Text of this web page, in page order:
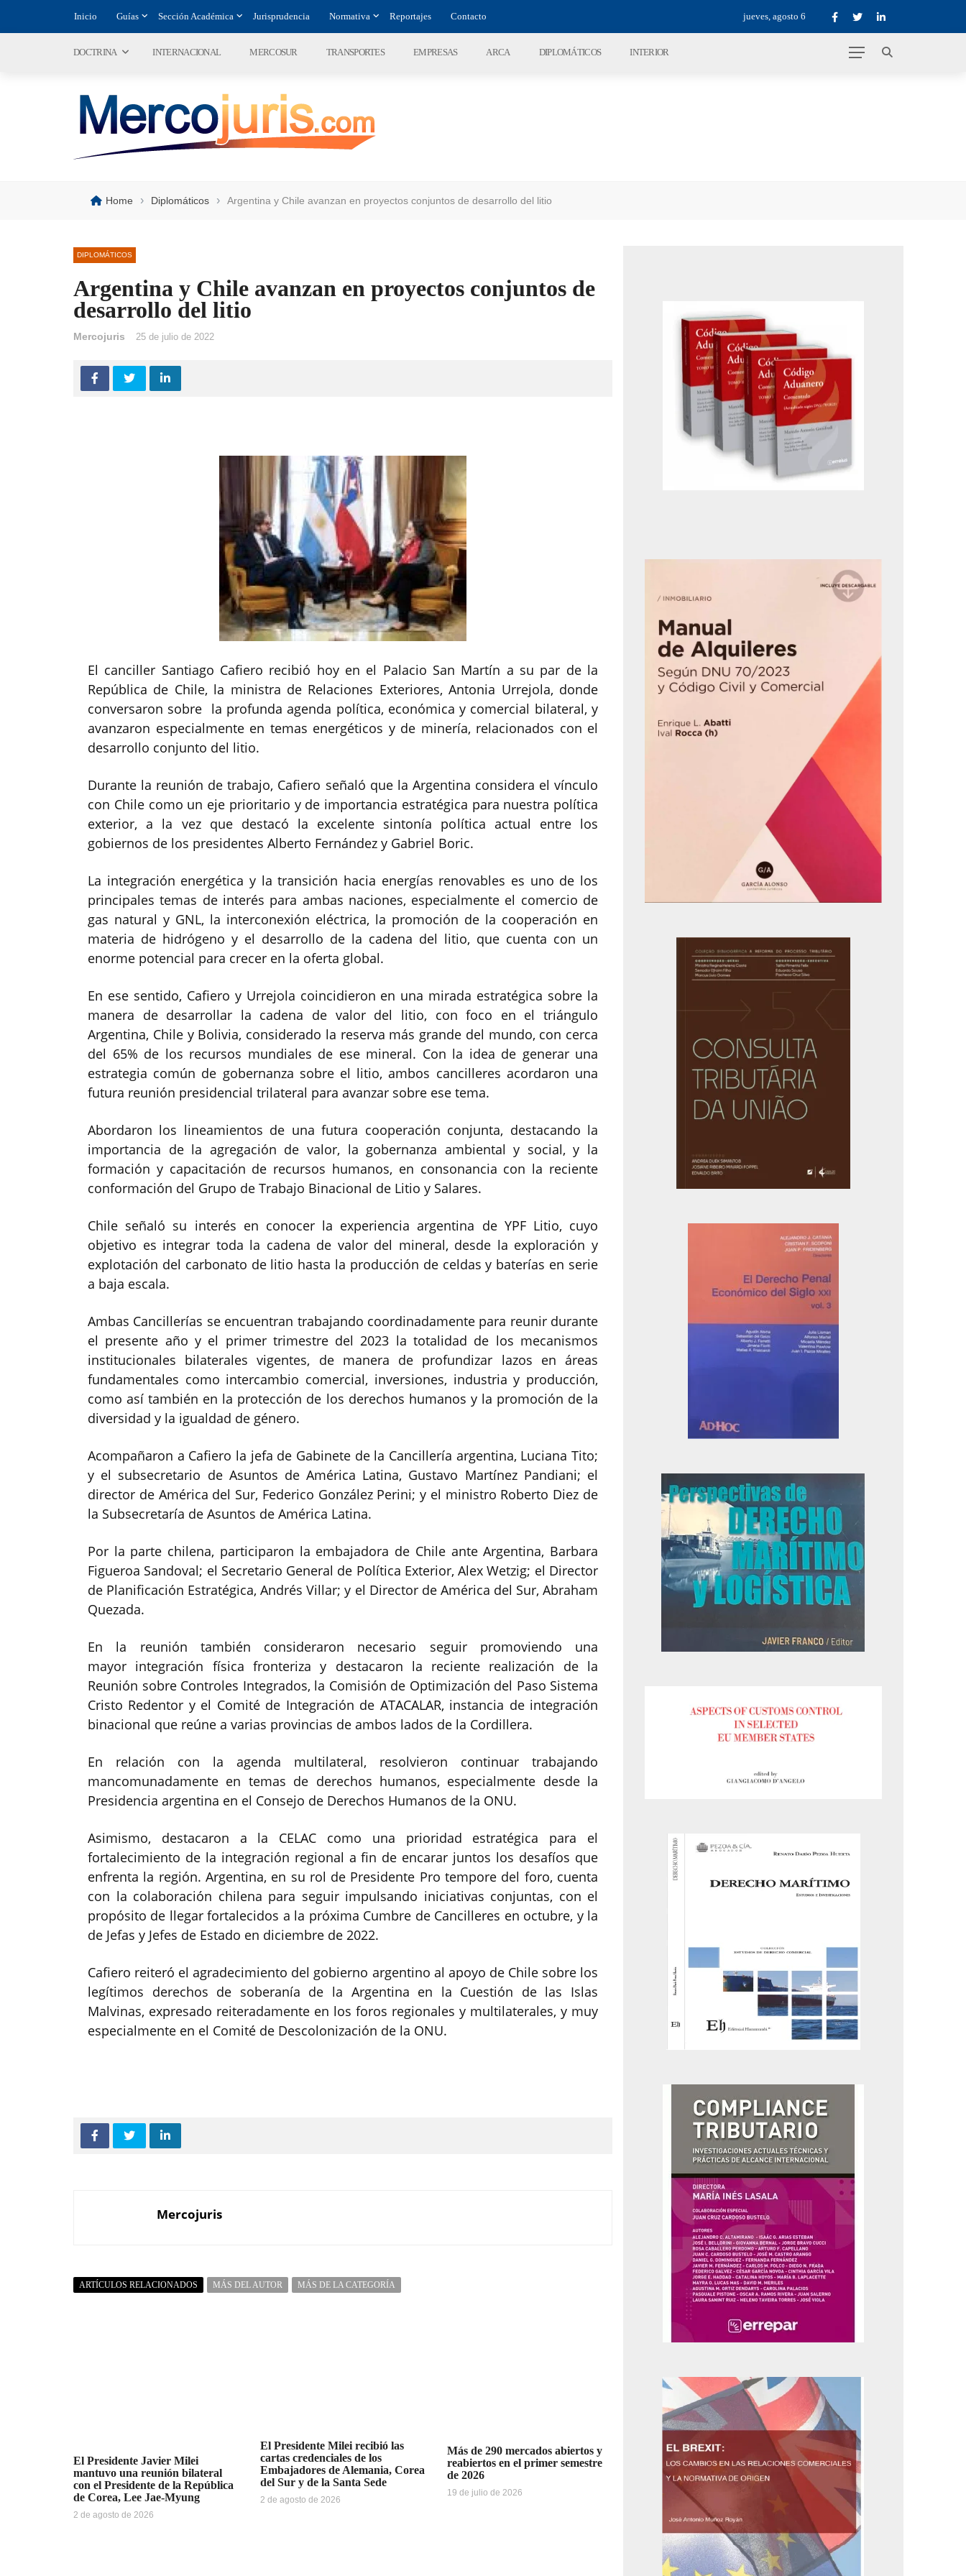
Inicio Guías Sección Académica Jurisprudencia Normativa Reportajes Contacto jueves, agosto 6
DOCTRINA INTERNACIONAL MERCOSUR TRANSPORTES EMPRESAS ARCA DIPLOMÁTICOS INTERIOR
Home › Diplomáticos › Argentina y Chile avanzan en proyectos conjuntos de desarrollo del litio
DIPLOMÁTICOS
Argentina y Chile avanzan en proyectos conjuntos de
desarrollo del litio
Mercojuris 25 de julio de 2022
El canciller Santiago Cafiero recibió hoy en el Palacio San Martín a su par de la
República de Chile, la ministra de Relaciones Exteriores, Antonia Urrejola, donde
conversaron sobre la profunda agenda política, económica y comercial bilateral, y
avanzaron especialmente en temas energéticos y de minería, relacionados con el
desarrollo conjunto del litio.
Durante la reunión de trabajo, Cafiero señaló que la Argentina considera el vínculo
con Chile como un eje prioritario y de importancia estratégica para nuestra política
exterior, a la vez que destacó la excelente sintonía política actual entre los
gobiernos de los presidentes Alberto Fernández y Gabriel Boric.
La integración energética y la transición hacia energías renovables es uno de los
principales temas de interés para ambas naciones, especialmente el comercio de
gas natural y GNL, la interconexión eléctrica, la promoción de la cooperación en
materia de hidrógeno y el desarrollo de la cadena del litio, que cuenta con un
enorme potencial para crecer en la oferta global.
En ese sentido, Cafiero y Urrejola coincidieron en una mirada estratégica sobre la
manera de desarrollar la cadena de valor del litio, con foco en el triángulo
Argentina, Chile y Bolivia, considerado la reserva más grande del mundo, con cerca
del 65% de los recursos mundiales de ese mineral. Con la idea de generar una
estrategia común de gobernanza sobre el litio, ambos cancilleres acordaron una
futura reunión presidencial trilateral para avanzar sobre ese tema.
Abordaron los lineamientos de una futura cooperación conjunta, destacando la
importancia de la agregación de valor, la gobernanza ambiental y social, y la
formación y capacitación de recursos humanos, en consonancia con la reciente
conformación del Grupo de Trabajo Binacional de Litio y Salares.
Chile señaló su interés en conocer la experiencia argentina de YPF Litio, cuyo
objetivo es integrar toda la cadena de valor del mineral, desde la exploración y
explotación del carbonato de litio hasta la producción de celdas y baterías en serie
a baja escala.
Ambas Cancillerías se encuentran trabajando coordinadamente para reunir durante
el presente año y el primer trimestre del 2023 la totalidad de los mecanismos
institucionales bilaterales vigentes, de manera de profundizar lazos en áreas
fundamentales como intercambio comercial, inversiones, industria y producción,
como así también en la protección de los derechos humanos y la promoción de la
diversidad y la igualdad de género.
Acompañaron a Cafiero la jefa de Gabinete de la Cancillería argentina, Luciana Tito;
y el subsecretario de Asuntos de América Latina, Gustavo Martínez Pandiani; el
director de América del Sur, Federico González Perini; y el ministro Roberto Diez de
la Subsecretaría de Asuntos de América Latina.
Por la parte chilena, participaron la embajadora de Chile ante Argentina, Barbara
Figueroa Sandoval; el Secretario General de Política Exterior, Alex Wetzig; el Director
de Planificación Estratégica, Andrés Villar; y el Director de América del Sur, Abraham
Quezada.
En la reunión también consideraron necesario seguir promoviendo una
mayor integración física fronteriza y destacaron la reciente realización de la
Reunión sobre Controles Integrados, la Comisión de Optimización del Paso Sistema
Cristo Redentor y el Comité de Integración de ATACALAR, instancia de integración
binacional que reúne a varias provincias de ambos lados de la Cordillera.
En relación con la agenda multilateral, resolvieron continuar trabajando
mancomunadamente en temas de derechos humanos, especialmente desde la
Presidencia argentina en el Consejo de Derechos Humanos de la ONU.
Asimismo, destacaron a la CELAC como una prioridad estratégica para el
fortalecimiento de la integración regional a fin de encarar juntos los desafíos que
enfrenta la región. Argentina, en su rol de Presidente Pro tempore del foro, cuenta
con la colaboración chilena para seguir impulsando iniciativas conjuntas, con el
propósito de llegar fortalecidos a la próxima Cumbre de Cancilleres en octubre, y la
de Jefas y Jefes de Estado en diciembre de 2022.
Cafiero reiteró el agradecimiento del gobierno argentino al apoyo de Chile sobre los
legítimos derechos de soberanía de la Argentina en la Cuestión de las Islas
Malvinas, expresado reiteradamente en los foros regionales y multilaterales, y muy
especialmente en el Comité de Descolonización de la ONU.
Mercojuris
ARTÍCULOS RELACIONADOS MÁS DEL AUTOR MÁS DE LA CATEGORÍA
El Presidente Javier Milei
mantuvo una reunión bilateral
con el Presidente de la República
de Corea, Lee Jae-Myung
2 de agosto de 2026
El Presidente Milei recibió las
cartas credenciales de los
Embajadores de Alemania, Corea
del Sur y de la Santa Sede
2 de agosto de 2026
Más de 290 mercados abiertos y
reabiertos en el primer semestre
de 2026
19 de julio de 2026